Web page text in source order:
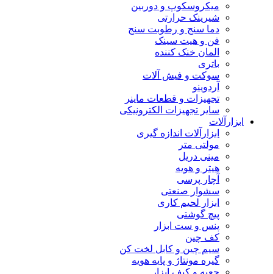
میکروسکوپ و دوربین
شیرینک حرارتی
دما سنج و رطوبت سنج
فن و هیت سینک
المان خنک کننده
باتری
سوکت و فیش آلات
آردوینو
تجهیزات و قطعات ماینر
سایر تجهیزات الکترونیکی
ابزارآلات
ابزارآلات اندازه گیری
مولتی متر
مینی دریل
هیتر و هویه
آچار پرسی
سشوار صنعتی
ابزار لحیم کاری
پیچ گوشتی
پنس و ست ابزار
کف چین
سیم چین و کابل لخت کن
گیره مونتاژ و پایه هویه
جعبه و کیف ابزار